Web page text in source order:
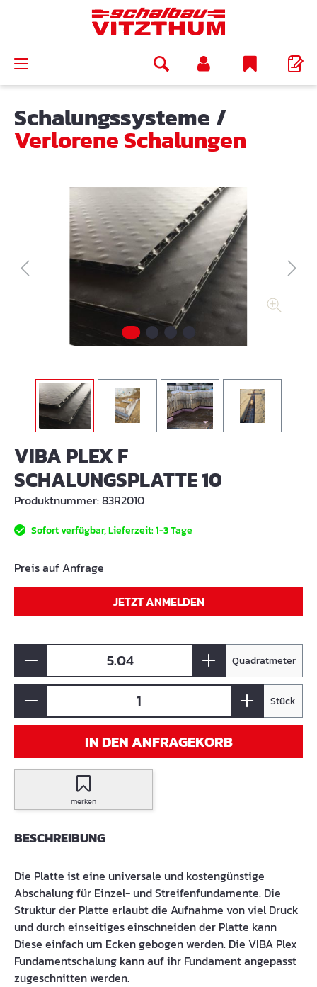
Schalungssysteme /
Verlorene Schalungen
VIBA PLEX F
SCHALUNGSPLATTE 10
Produktnummer:83R2010
Sofort verfügbar, Lieferzeit: 1-3 Tage
Preis auf Anfrage
JETZT ANMELDEN
Quadratmeter
Stück
IN DEN ANFRAGEKORB
merken
BESCHREIBUNG
Die Platte ist eine universale und kostengünstige
Abschalung für Einzel- und Streifenfundamente. Die
Struktur der Platte erlaubt die Aufnahme von viel Druck
und durch einseitiges einschneiden der Platte kann
Diese einfach um Ecken gebogen werden. Die VIBA Plex
Fundamentschalung kann auf ihr Fundament angepasst
zugeschnitten werden.